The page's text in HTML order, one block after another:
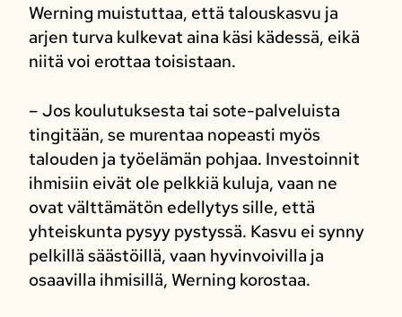
Werning muistuttaa, että talouskasvu ja
arjen turva kulkevat aina käsi kädessä, eikä
niitä voi erottaa toisistaan.
– Jos koulutuksesta tai sote-palveluista
tingitään, se murentaa nopeasti myös
talouden ja työelämän pohjaa. Investoinnit
ihmisiin eivät ole pelkkiä kuluja, vaan ne
ovat välttämätön edellytys sille, että
yhteiskunta pysyy pystyssä. Kasvu ei synny
pelkillä säästöillä, vaan hyvinvoivilla ja
osaavilla ihmisillä, Werning korostaa.